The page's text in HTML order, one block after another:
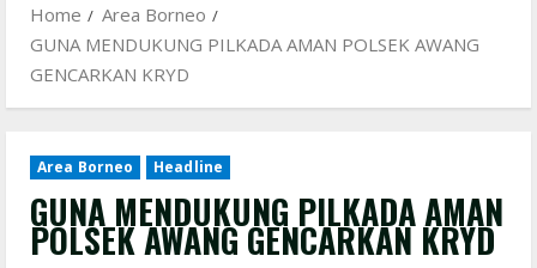
Home
Area Borneo
GUNA MENDUKUNG PILKADA AMAN POLSEK AWANG
GENCARKAN KRYD
Area Borneo Headline
GUNA MENDUKUNG PILKADA AMAN
POLSEK AWANG GENCARKAN KRYD